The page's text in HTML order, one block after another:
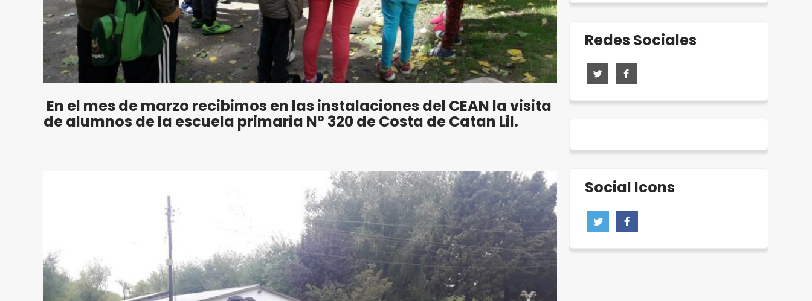
En el mes de marzo recibimos en las instalaciones del CEAN la visita
de alumnos de la escuela primaria N° 320 de Costa de Catan Lil.
Redes Sociales
Social Icons